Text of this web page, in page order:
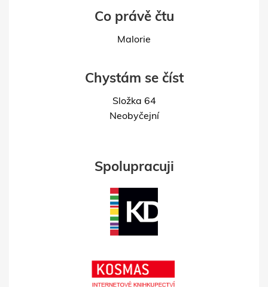
Co právě čtu
Malorie
Chystám se číst
Složka 64
Neobyčejní
Spolupracuji